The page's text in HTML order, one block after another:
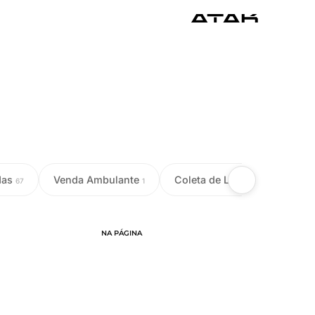
67 Venda Ambulante 1 Coleta de Leite
NA PÁGINA